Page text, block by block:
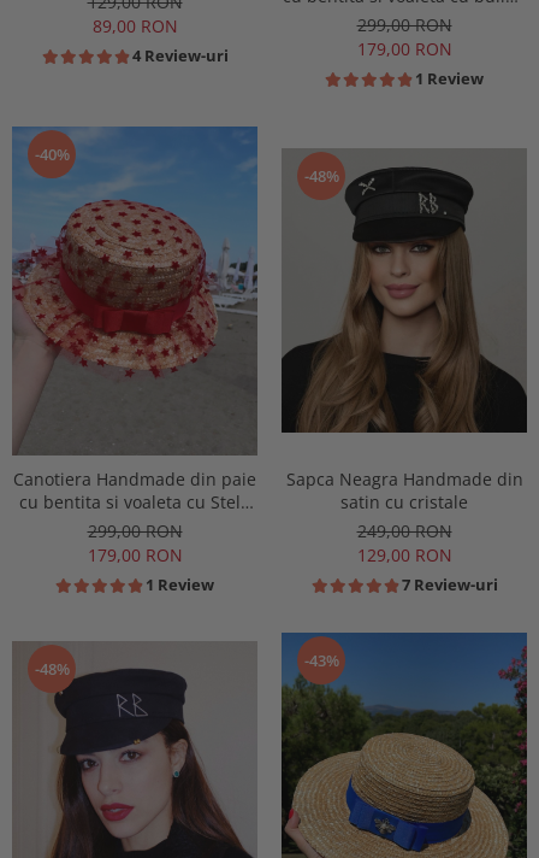
89,00 RON
4 Review-uri
Rosii
299,00 RON
179,00 RON
1 Review
-40%
Canotiera Handmade din paie
cu bentita si voaleta cu Stele
Rosii
299,00 RON
179,00 RON
1 Review
-48%
Sapca Neagra Handmade din
satin cu cristale
249,00 RON
129,00 RON
7 Review-uri
-48% -43%